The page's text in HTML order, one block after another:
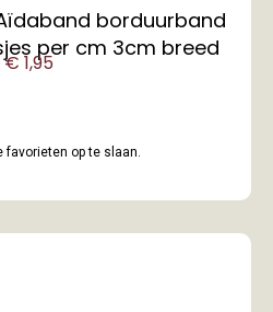
borduurband
per cm 3cm breed
€1,95
favorieten op te slaan.